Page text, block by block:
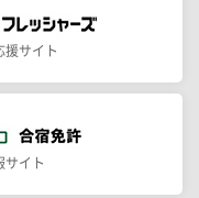
援サイト
サイト